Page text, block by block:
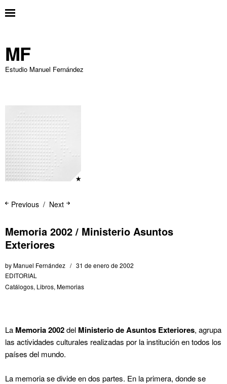
MF
Estudio Manuel Fernández
Next
Previous
Memoria 2002 / Ministerio Asuntos
Exteriores
byManuel Fernández
31 de enero de 2002
EDITORIAL
Catálogos, Libros, Memorias
La Memoria 2002del Ministerio de Asuntos Exteriores, agrupa
las actividades culturales realizadas por la institución en todos los
países del mundo.
La memoria se divide en dos partes. En la primera, donde se